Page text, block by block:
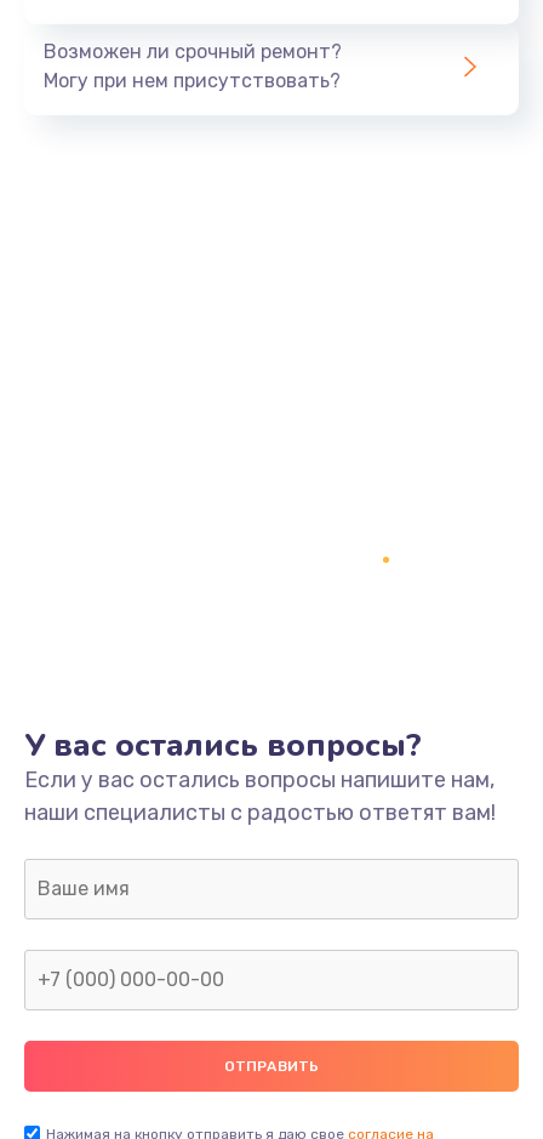
Тюнинг динамиков
Модернизация
2100 руб.
2000 руб.
Ремонт пищалок(твитеров)
900 руб.
Заказать
Возможен ли срочный ремонт?
Могу при нем присутствовать?
У вас остались вопросы?
Если у вас остались вопросы напишите нам,
наши специалисты с радостью ответят вам!
Нажимая на кнопку отправить я даю свое согласие на